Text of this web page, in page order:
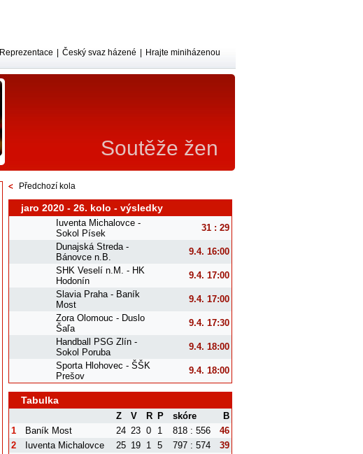
Soutěže žen
Reprezentace Český svaz házené Hrajte miniházenou
Předchozí kola
jaro 2020 - 26. kolo - výsledky
Iuventa Michalovce -
Sokol Písek
31 : 29
Dunajská Streda -
Bánovce n.B.
9.4. 16:00
SHK Veselí n.M. - HK
Hodonín
9.4. 17:00
Slavia Praha - Baník
Most
9.4. 17:00
Zora Olomouc - Duslo
Šaľa
9.4. 17:30
Handball PSG Zlín -
Sokol Poruba
9.4. 18:00
Sporta Hlohovec - ŠŠK
Prešov
9.4. 18:00
Tabulka
Z V R P skóre
B
1
Baník Most 24 23 0 1 818 : 556
46
2
Iuventa Michalovce 25 19 1 5 797 : 574
39